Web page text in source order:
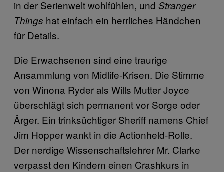
in der Serienwelt wohlfühlen, und Stranger
Things hat einfach ein herrliches Händchen
für Details.
Die Erwachsenen sind eine traurige
Ansammlung von Midlife-Krisen. Die Stimme
von Winona Ryder als Wills Mutter Joyce
überschlägt sich permanent vor Sorge oder
Ärger. Ein trinksüchtiger Sheriff namens Chief
Jim Hopper wankt in die Actionheld-Rolle.
Der nerdige Wissenschaftslehrer Mr. Clarke
verpasst den Kindern einen Crashkurs in